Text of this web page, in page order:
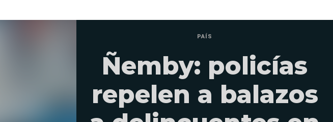
PAÍS
Ñemby: policías
repelen a balazos